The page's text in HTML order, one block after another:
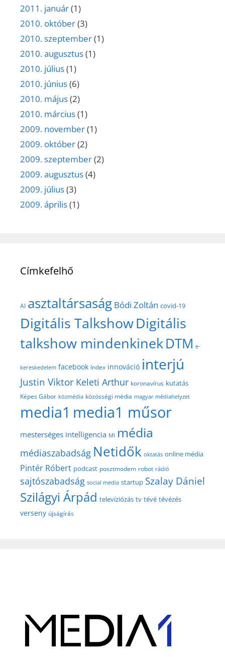
2011. január(1)
2010. október(3)
2010. szeptember(1)
2010. augusztus(1)
2010. július(1)
2010. június(6)
2010. május(2)
2010. március(1)
2009. november(1)
2009. október(2)
2009. szeptember(2)
2009. augusztus(4)
2009. július(3)
2009. április(1)
Címkefelhő
AI asztaltársaság Bódi Zoltán covid-19
Digitális TalkshowDigitális
talkshow mindenkinekDTM e-
kereskedelem facebook Index innováció interjú
Justin Viktor Keleti Arthur koronavírus kutatás
Képes Gábor közmédia közösségi média magyar médiahelyzet
media1 media1 műsor
mesterséges intelligencia MI média
médiaszabadság Netidők oktatás online média
Pintér Róbert podcast posztmodem robot rádió
sajtószabadság social media startup Szalay Dániel
Szilágyi Árpád televíziózás tv tévé tévézés
verseny újságírás